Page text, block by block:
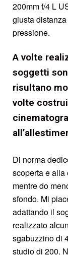
200mm f/4 L
giusta
pressione.
A volte
soggetti
risultano
volte
Di norma
scoperta e alla
mentre do
sfondo. Mi
adattando il
realizzato
sgabuzzino di
studio di 200.